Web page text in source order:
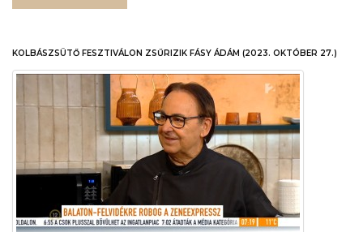
KOLBÁSZSÜTŐ FESZTIVÁLON ZSŰRIZIK FÁSY ÁDÁM (2023. OKTÓBER 27.)